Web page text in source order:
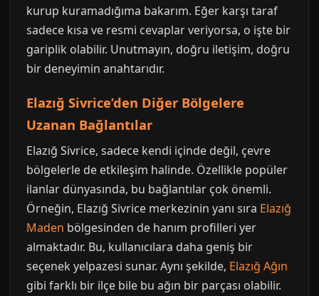
kurup kuramadığıma bakarım. Eğer karşı taraf
sadece kısa ve resmi cevaplar veriyorsa, o işte bir
gariplik olabilir. Unutmayın, doğru iletişim, doğru
bir deneyimin anahtarıdır.
Elazığ Sivrice’den Diğer Bölgelere
Uzanan Bağlantılar
Elazığ Sivrice, sadece kendi içinde değil, çevre
bölgelerle de etkileşim halinde. Özellikle popüler
ilanlar dünyasında, bu bağlantılar çok önemli.
Örneğin, Elazığ Sivrice merkezinin yanı sıra Elazığ
Maden bölgesinden de hanım profilleri yer
almaktadır. Bu, kullanıcılara daha geniş bir
seçenek yelpazesi sunar. Aynı şekilde, Elazığ Ağın
gibi farklı bir ilçe bile bu ağın bir parçası olabilir.